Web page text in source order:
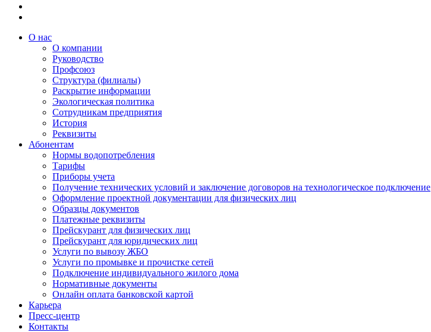
О нас
О компании
Руководство
Профсоюз
Структура (филиалы)
Раскрытие информации
Экологическая политика
Сотрудникам предприятия
История
Реквизиты
Абонентам
Нормы водопотребления
Тарифы
Приборы учета
Получение технических условий и заключение договоров на технологическое подключение
Оформление проектной документации для физических лиц
Образцы документов
Платежные реквизиты
Прейскурант для физических лиц
Прейскурант для юридических лиц
Услуги по вывозу ЖБО
Услуги по промывке и прочистке сетей
Подключение индивидуального жилого дома
Нормативные документы
Онлайн оплата банковской картой
Карьера
Пресс-центр
Контакты